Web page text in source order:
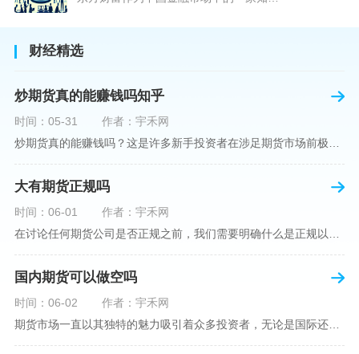
财经精选
炒期货真的能赚钱吗知乎
时间：05-31
作者：宇禾网
炒期货真的能赚钱吗？这是许多新手投资者在涉足期货市场前极力寻求答案的问题。期货作为一种金融衍生品，它不仅具有高杠杆的特性，同时也伴随着高风险。在知乎这样一个汇聚各领域专业人士分享知识和经验的平台上，我们可以找到关于炒期货赚钱问题的多角度解读。本文将深入探讨炒期货能否赚钱的问题，并结合知乎上的真实案例分析和专业观点，帮助读者形成自己的看法。在讨论是否能通过炒期货赚钱之前，我们首先需要理解期货市场的基本机制。期货，是一种标准化的、具有法律约束力的合约，涉及在未来某个特定时间以特定
大有期货正规吗
时间：06-01
作者：宇禾网
国内期货可以做空吗
时间：06-02
作者：宇禾网
期货市场一直以其独特的魅力吸引着众多投资者，无论是国际还是国内场景下，其波澜壮阔的市场行情都给予了投资者无限遐想。今天，我们将深入探讨一个特别的问题——"国内期货可以做空吗"？这个问题不仅关乎投资者的策略布局，更涉及到期货市场机制的基本理解。在深入探讨之前，我们首先需要明确几个期货市场的基础概念。期货，是指在标准化合约基础上，双方承诺在未来某一特定时间以约定价格买卖一定数量的商品或金融产品的合约。它允訸投资者通过买入（做多）或卖出（做空）合约来预测未来价格的变动。我们来揭开国